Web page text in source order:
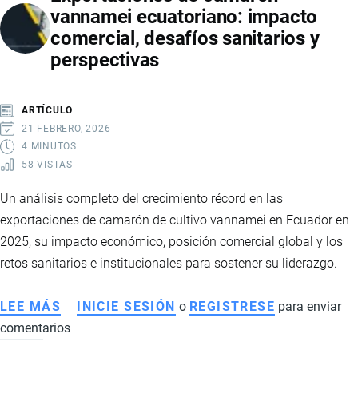
DE
LIBRE
COMERCIO
vannamei ecuatoriano: impacto
comercial, desafíos sanitarios y
perspectivas
ARTÍCULO
21 FEBRERO, 2026
4 MINUTOS
58 VISTAS
Un análisis completo del crecimiento récord en las
exportaciones de camarón de cultivo vannamei en Ecuador en
2025, su impacto económico, posición comercial global y los
retos sanitarios e institucionales para sostener su liderazgo.
LEE MÁS SOBRE
EXPORTACIONES
INICIE SESIÓN o REGISTRESE para enviar
comentarios